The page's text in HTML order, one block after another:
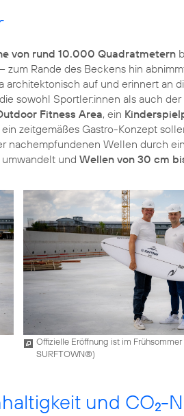
von rund 10.000 Quadratmetern
Rande des Beckens hin
architektonisch auf und erinnert an
sowohl Sportler:innen als auch
Fitness Area, ein
zeitgemäßes Gastro-Konzept
nachempfundenen Wellen durch
und Wellen von 30 cm
Offizielle Eröffnung ist im
SURFTOWN®)
und CO2-